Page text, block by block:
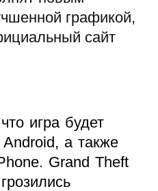
графикой,
сайт
игра будет
а также
Grand Theft